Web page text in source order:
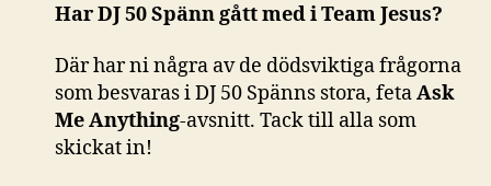
Har DJ 50 Spänn gått med i Team Jesus?
Där har ni några av de dödsviktiga frågorna
som besvaras i DJ 50 Spänns stora, fetaAsk
Me Anything-avsnitt. Tack till alla som
skickat in!